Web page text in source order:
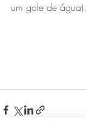
um gole de água).